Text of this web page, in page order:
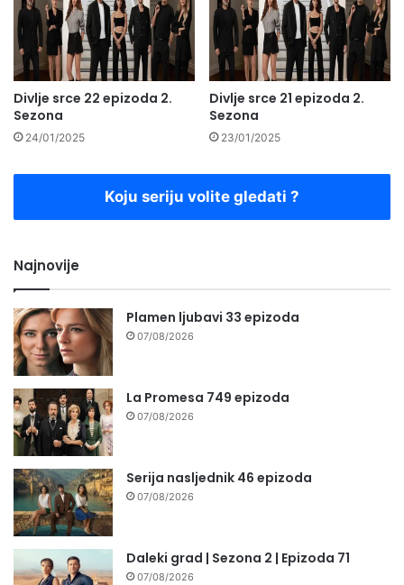
Divlje srce 22 epizoda 2.
Sezona
24/01/2025
Divlje srce 21 epizoda 2.
Sezona
23/01/2025
Koju seriju volite gledati ?
Najnovije
Plamen ljubavi 33 epizoda
07/08/2026
La Promesa 749 epizoda
07/08/2026
Serija nasljednik 46 epizoda
07/08/2026
Daleki grad | Sezona 2 | Epizoda 71
07/08/2026